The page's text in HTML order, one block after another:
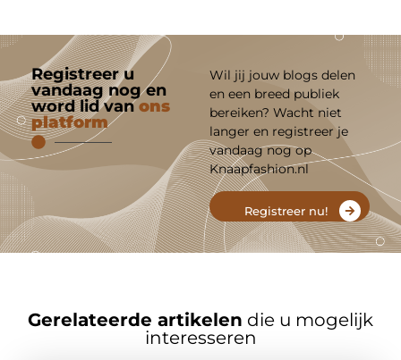
Registreer u
vandaag nog en
word lid vanons
platform
Wil jij jouw blogs delen
en een breed publiek
bereiken? Wacht niet
langer en registreer je
vandaag nog op
Knaapfashion.nl
Registreer nu!
Gerelateerde artikelen die u mogelijk
interesseren